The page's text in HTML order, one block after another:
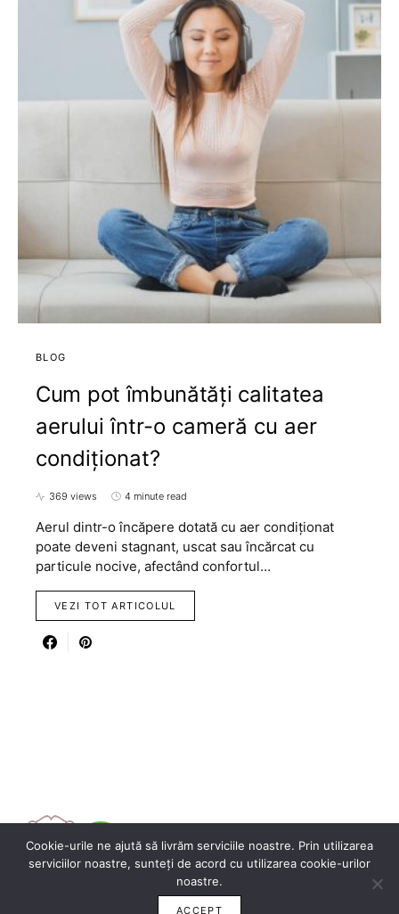
BLOG
Cum pot îmbunătăți calitatea
aerului într-o cameră cu aer
condiționat?
369 views 4 minute read
Aerul dintr-o încăpere dotată cu aer condiționat
poate deveni stagnant, uscat sau încărcat cu
particule nocive, afectând confortul…
VEZI TOT ARTICOLUL
Cookie-urile ne ajută să livrăm serviciile noastre. Prin utilizarea
serviciilor noastre, sunteți de acord cu utilizarea cookie-urilor
noastre.
ACCEPT